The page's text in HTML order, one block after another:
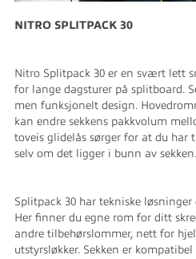
NITRO SPLITPACK 30
Nitro Splitpack 30 er en svært lett
for lange dagsturer på splitboard.
men funksjonelt design.
kan endre sekkens pakkvolum
toveis glidelås sørger for at du har
selv om det ligger i bunn av sekken.
Splitpack 30 har tekniske
Her finner du egne rom for ditt
andre tilbehørslommer, nett for
utstyrsløkker. Sekken er